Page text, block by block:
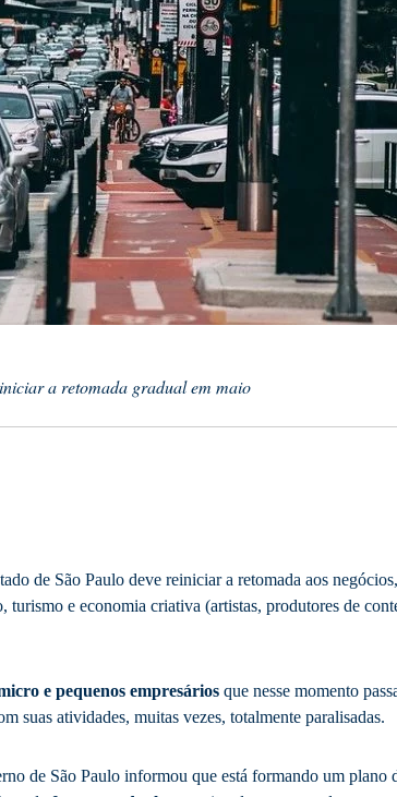
a retomada gradual em maio
de São Paulo deve reiniciar a retomada aos negócios,
turismo e economia criativa (artistas, produtores de
e pequenos empresários que nesse momento
suas atividades, muitas vezes, totalmente paralisadas.
de São Paulo informou que está formando um plano